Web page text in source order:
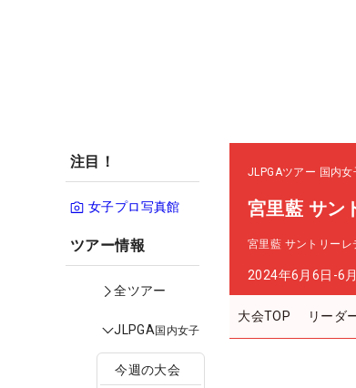
注目！
女子プロ写真館
ツアー情報
全ツアー
JLPGA国内女子
今週の大会
JLPGAツアー 国内女
宮里藍 サン
宮里藍 サントリーレ
2024年6月6日-6
大会TOP リーダ